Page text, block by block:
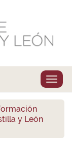
y León